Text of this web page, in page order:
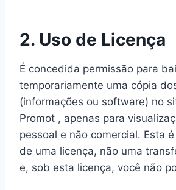
2. Uso de Licença
É concedida permissão para
temporariamente uma cópia
(informações ou software) no
Promot , apenas para
pessoal e não comercial. Esta
de uma licença, não uma
e, sob esta licença, você não